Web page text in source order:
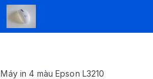
Máy in 4 màu Epson L3210